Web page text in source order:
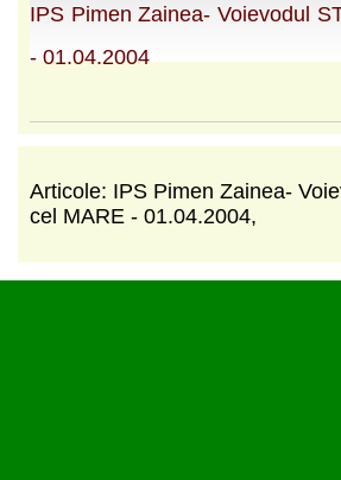
IPS Pimen Zainea- Voievodul
- 01.04.2004
Articole: IPS Pimen Zainea-
cel MARE - 01.04.2004,